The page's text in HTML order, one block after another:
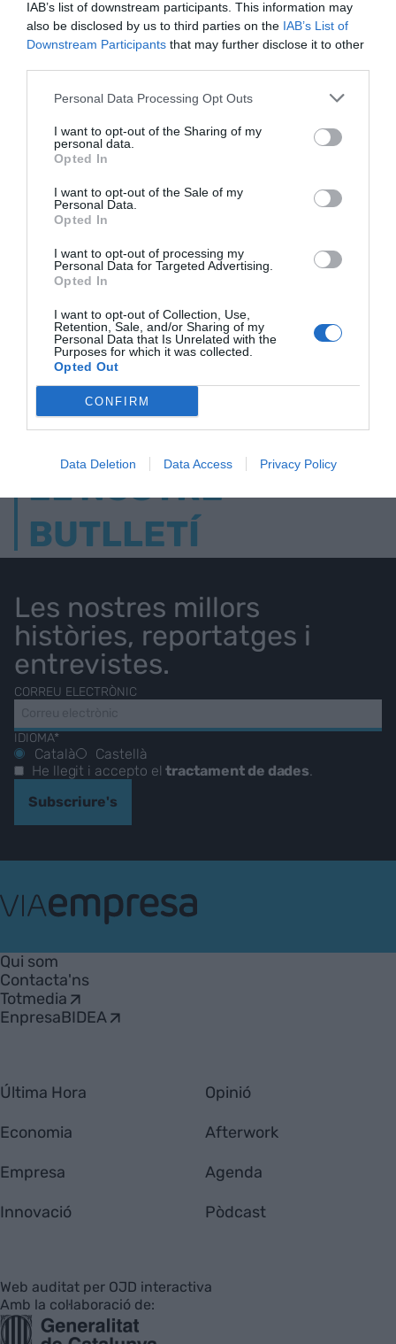
IAB’s list of downstream participants. This information may
also be disclosed by us to third parties on the IAB’s List of
Downstream Participants that may further disclose it to other
Personal Data Processing Opt Outs
I want to opt-out of the Sharing of my
personal data.
Opted In
I want to opt-out of the Sale of my
Personal Data.
Opted In
I want to opt-out of processing my
Personal Data for Targeted Advertising.
Opted In
I want to opt-out of Collection, Use,
Retention, Sale, and/or Sharing of my
Personal Data that Is Unrelated with the
Purposes for which it was collected.
Opted Out
CONFIRM
Data Deletion Data Access Privacy Policy
El comerç de
Barcelona vol
recuperar el seu
De Hallowen a Ciber
Monday: dos mesos
frenètics per salvar
l’any del comerç
Les vendes
comerç
cauen un
ELS MÉS LLEGITS
AVUI DESTAQUEM
EL NOSTRE
BUTLLETÍ
Les nostres millors
històries, reportatges i
entrevistes.
CORREU ELECTRÒNIC
IDIOMA*
Català
Castellà
He llegit i accepto eltractament de dades.
Subscriure's
Empresa
Qui som
Contacta'ns
Totmedia
EnpresaBIDEA
Última Hora
Economia
Empresa
Innovació
Opinió
Afterwork
Agenda
Pòdcast
Web auditat per OJD interactiva
Amb la col·laboració de: